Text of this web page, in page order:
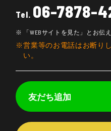
Tel. 06-7878-
「WEBサイトを見た」とお伝
営業等のお電話はお断り
い。
友だち追加